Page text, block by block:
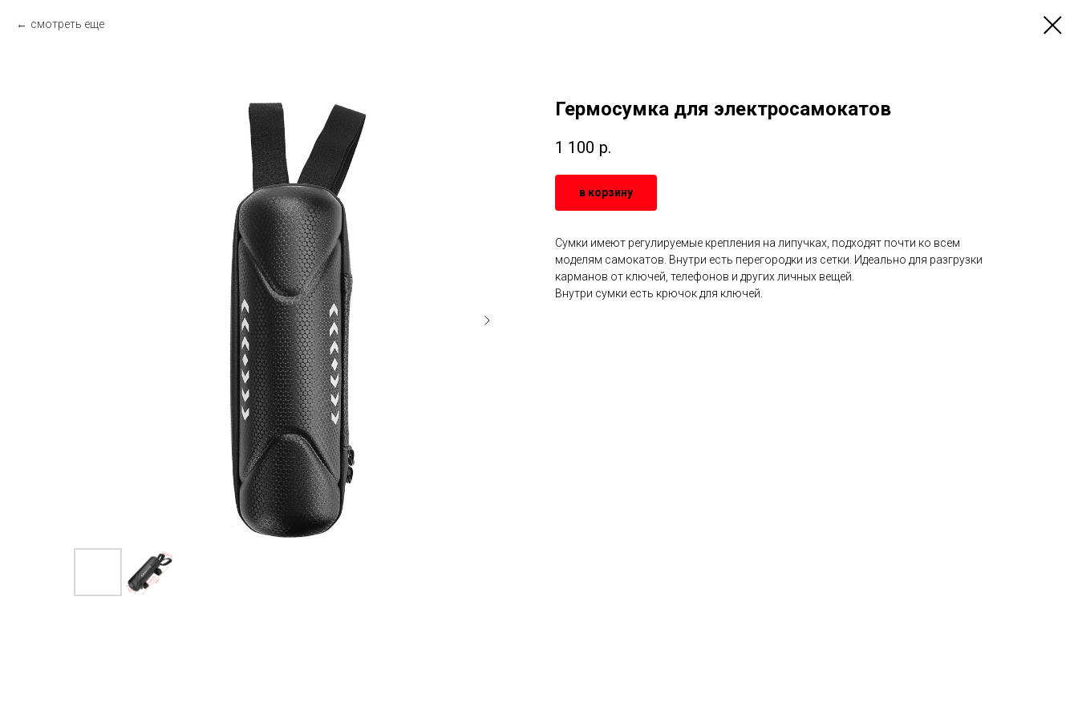
смотреть еще
Гермосумка для электросамокатов
1 100 р.
в корзину
Сумки имеют регулируемые крепления на липучках, подходят почти ко всем
моделям самокатов. Внутри есть перегородки из сетки. Идеально для разгрузки
карманов от ключей, телефонов и других личных вещей.
Внутри сумки есть крючок для ключей.